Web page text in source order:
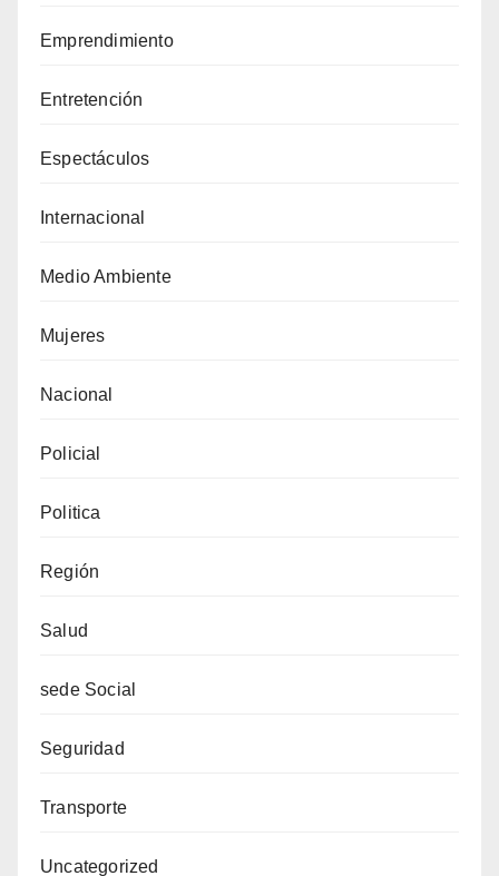
Emprendimiento
Entretención
Espectáculos
Internacional
Medio Ambiente
Mujeres
Nacional
Policial
Politica
Región
Salud
sede Social
Seguridad
Transporte
Uncategorized